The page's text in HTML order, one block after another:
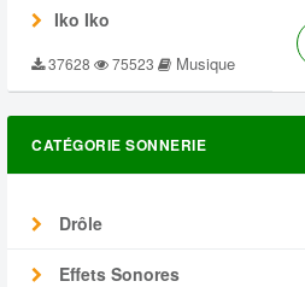
Iko Iko
37628 75523 Musique
CATÉGORIE SONNERIE
Drôle
Effets Sonores